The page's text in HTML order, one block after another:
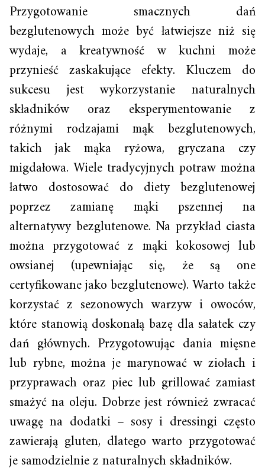
Przygotowanie smacznych dań
bezglutenowych może być łatwiejsze niż się
wydaje, a kreatywność w kuchni może
przynieść zaskakujące efekty. Kluczem do
sukcesu jest wykorzystanie naturalnych
składników oraz eksperymentowanie z
różnymi rodzajami mąk bezglutenowych,
takich jak mąka ryżowa, gryczana czy
migdałowa. Wiele tradycyjnych potraw można
łatwo dostosować do diety bezglutenowej
poprzez zamianę mąki pszennej na
alternatywy bezglutenowe. Na przykład ciasta
można przygotować z mąki kokosowej lub
owsianej (upewniając się, że są one
certyfikowane jako bezglutenowe). Warto także
korzystać z sezonowych warzyw i owoców,
które stanowią doskonałą bazę dla sałatek czy
dań głównych. Przygotowując dania mięsne
lub rybne, można je marynować w ziołach i
przyprawach oraz piec lub grillować zamiast
smażyć na oleju. Dobrze jest również zwracać
uwagę na dodatki – sosy i dressingi często
zawierają gluten, dlatego warto przygotować
je samodzielnie z naturalnych składników.